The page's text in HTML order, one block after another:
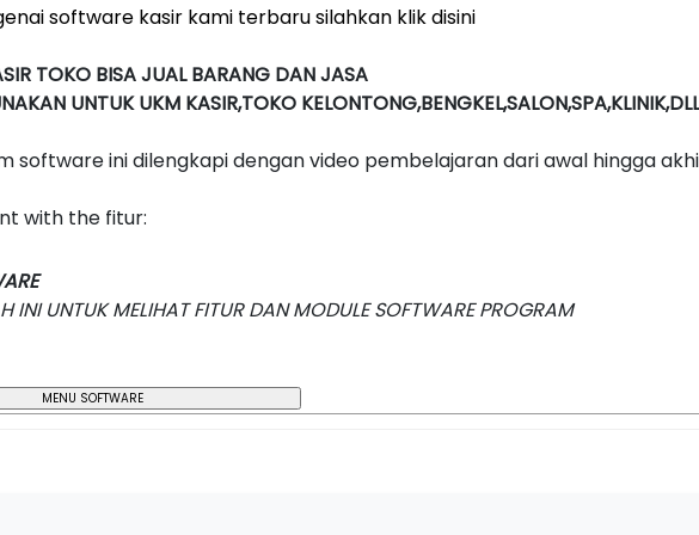
software kasir kami terbaru silahkan klik disini
TOKO BISA JUAL BARANG DAN JASA
UNTUK UKM KASIR,TOKO KELONTONG,BENGKEL,SALON,SPA,KLINIK,DLL
software ini dilengkapi dengan video pembelajaran dari awal hingga
with the fitur:
INI UNTUK MELIHAT FITUR DAN MODULE SOFTWARE PROGRAM